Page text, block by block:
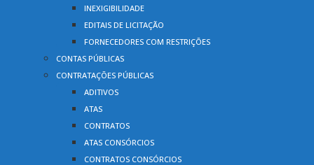
INEXIGIBILIDADE
EDITAIS DE LICITAÇÃO
FORNECEDORES COM RESTRIÇÕES
CONTAS PÚBLICAS
CONTRATAÇÕES PÚBLICAS
ADITIVOS
ATAS
CONTRATOS
ATAS CONSÓRCIOS
CONTRATOS CONSÓRCIOS